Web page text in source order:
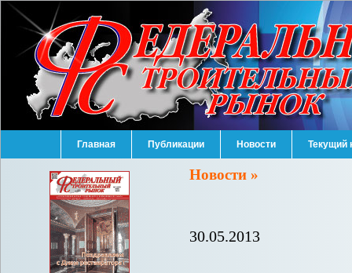
Главная Публикации Новости Текущий
Новости »
30.05.2013